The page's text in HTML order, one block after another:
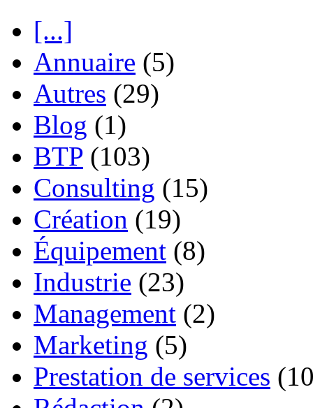
[...]
Annuaire (5)
Autres (29)
Blog (1)
BTP (103)
Consulting (15)
Création (19)
Équipement (8)
Industrie (23)
Management (2)
Marketing (5)
Prestation de services